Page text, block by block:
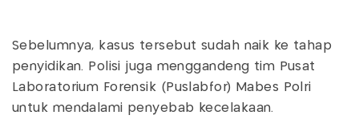
Sebelumnya, kasus tersebut sudah naik ke tahap
penyidikan. Polisi juga menggandeng tim Pusat
Laboratorium Forensik (Puslabfor) Mabes Polri
untuk mendalami penyebab kecelakaan.